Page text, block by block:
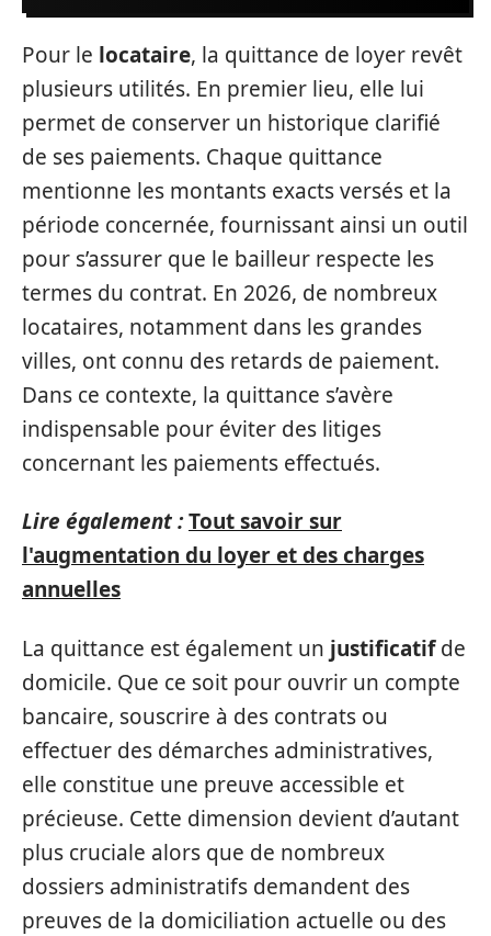
Pour le locataire, la quittance de loyer revêt
plusieurs utilités. En premier lieu, elle lui
permet de conserver un historique clarifié
de ses paiements. Chaque quittance
mentionne les montants exacts versés et la
période concernée, fournissant ainsi un outil
pour s’assurer que le bailleur respecte les
termes du contrat. En 2026, de nombreux
locataires, notamment dans les grandes
villes, ont connu des retards de paiement.
Dans ce contexte, la quittance s’avère
indispensable pour éviter des litiges
concernant les paiements effectués.
Lire également :Tout savoir sur
l'augmentation du loyer et des charges
annuelles
La quittance est également un justificatifde
domicile. Que ce soit pour ouvrir un compte
bancaire, souscrire à des contrats ou
effectuer des démarches administratives,
elle constitue une preuve accessible et
précieuse. Cette dimension devient d’autant
plus cruciale alors que de nombreux
dossiers administratifs demandent des
preuves de la domiciliation actuelle ou des